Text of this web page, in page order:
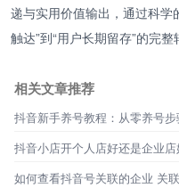
递与实用价值输出，通过科学
触达”到“用户长期留存”的完整
相关文章推荐
抖音新手养号教程：从零养号
抖音小店开个人店好还是企业
如何查看抖音号关联的企业 关